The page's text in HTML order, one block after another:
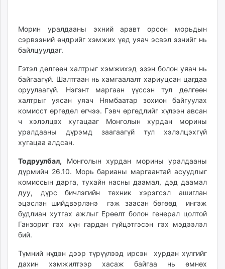
Морин уралдааны эхний аравт орсон морьдын
сэрвээний өндрийг хэмжих үед уяач эсвэл эзнийг нь
байлцуулдаг.
Гэтэл дөлгөөн халтрыг хэмжихэд эзэн болон уяач нь
байгаагүй. Шалтгаан нь хамгаалалт хариуцсан цагдаа
оруулаагүй. Нэгэнт маргаан үүссэн тул дөлгөөн
халтрыг уясан уяач Нямбаатар зохион байгуулах
комисст өргөдөл өгчээ. Гэвч өргөдлийг хүлээн авсан
ч хэлэлцэх хугацааг Монголын хурдан морины
уралдааны дүрэмд заагаагүй тул хэлэлцэхгүй
хугацаа алдсан.
Тодруулбал, Монголын хурдан морины уралдааны
дүрмийн 26.10. Морь барианы маргаантай асуудлыг
комиссын дарга, тухайн насны даамал, дэд даамал
дуу, дүрс бичлэгийн техник хэрэгсэл ашиглан
эцэслэн шийдвэрлэнэ гэж заасан бөгөөд ингэж
будлиан хутгах ажлыг Ерөөлт болон генерал цолтой
Ганзориг гэх хүн гардан гүйцэтгэсэн гэх мэдээлэл
бий.
Түмний нүдэн дээр түрүүлээд ирсэн хурдан хүлгийг
дахин хэмжилтээр хасаж байгаа нь өмнөх